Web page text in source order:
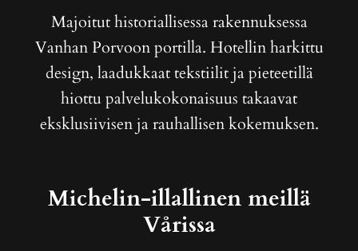
Majoitut historiallisessa rakennuksessa
Vanhan Porvoon portilla. Hotellin harkittu
design, laadukkaat tekstiilit ja pieteetillä
hiottu palvelukokonaisuus takaavat
eksklusiivisen ja rauhallisen kokemuksen.
Michelin-illallinen meillä
Vårissa